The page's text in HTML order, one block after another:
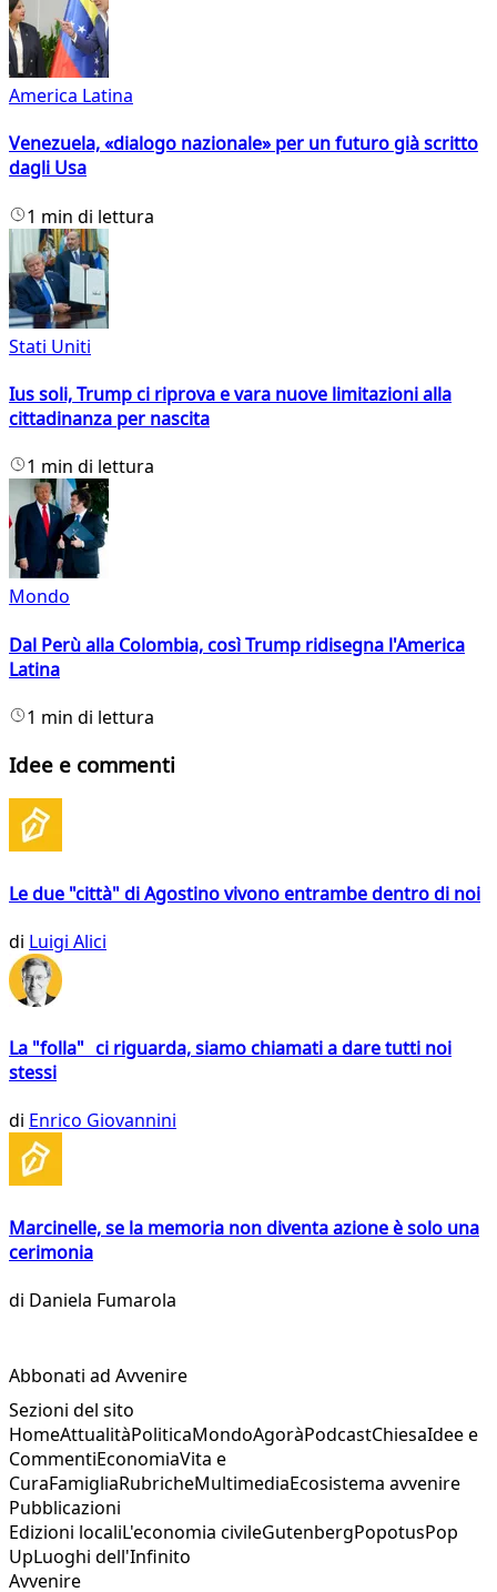
America Latina
Venezuela, «dialogo nazionale» per un futuro già scritto
dagli Usa
1 min di lettura
Stati Uniti
Ius soli, Trump ci riprova e vara nuove limitazioni alla
cittadinanza per nascita
1 min di lettura
Mondo
Dal Perù alla Colombia, così Trump ridisegna l'America
Latina
1 min di lettura
Idee e commenti
Le due "città" di Agostino vivono entrambe dentro di noi
di Luigi Alici
La "folla" ci riguarda, siamo chiamati a dare tutti noi
stessi
di Enrico Giovannini
Marcinelle, se la memoria non diventa azione è solo una
cerimonia
di Daniela Fumarola
Abbonati ad Avvenire
Sezioni del sito
HomeAttualitàPoliticaMondoAgoràPodcastChiesaIdee e
CommentiEconomiaVita e
CuraFamigliaRubricheMultimediaEcosistema avvenire
Pubblicazioni
Edizioni localiL'economia civileGutenbergPopotusPop
UpLuoghi dell'Infinito
Avvenire